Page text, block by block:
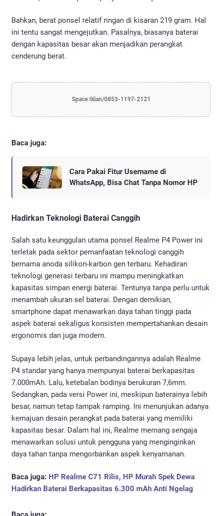
Bahkan, berat ponsel relatif ringan di kisaran 219 gram. Hal
ini tentu sangat mengejutkan. Pasalnya, biasanya baterai
dengan kapasitas besar akan menjadikan perangkat
cenderung berat.
Space Iklan/0853-1197-2121
Baca juga:
Cara Pakai Fitur Username di
WhatsApp, Bisa Chat Tanpa Nomor HP
Hadirkan Teknologi Baterai Canggih
Salah satu keunggulan utama ponsel Realme P4 Power ini
terletak pada sektor pemanfaatan teknologi canggih
bernama anoda silikon-karbon gen terbaru. Kehadiran
teknologi generasi terbaru ini mampu meningkatkan
kapasitas simpan energi baterai. Tentunya tanpa perlu untuk
menambah ukuran sel baterai. Dengan demikian,
smartphone dapat menawarkan daya tahan tinggi pada
aspek baterai sekaligus konsisten mempertahankan desain
ergonomis dan juga modern.
Supaya lebih jelas, untuk perbandingannya adalah Realme
P4 standar yang hanya mempunyai baterai berkapasitas
7.000mAh. Lalu, ketebalan bodinya berukuran 7,6mm.
Sedangkan, pada versi Power ini, meskipun baterainya lebih
besar, namun tetap tampak ramping. Ini menunjukan adanya
kemajuan desain perangkat pada baterai yang memiliki
kapasitas besar. Dalam hal ini, Realme memang sengaja
menawarkan solusi untuk pengguna yang menginginkan
daya tahan tanpa mengorbankan aspek kenyamanan.
Baca juga: HP Realme C71 Rilis, HP Murah Spek Dewa
Hadirkan Baterai Berkapasitas 6.300 mAh Anti Ngelag